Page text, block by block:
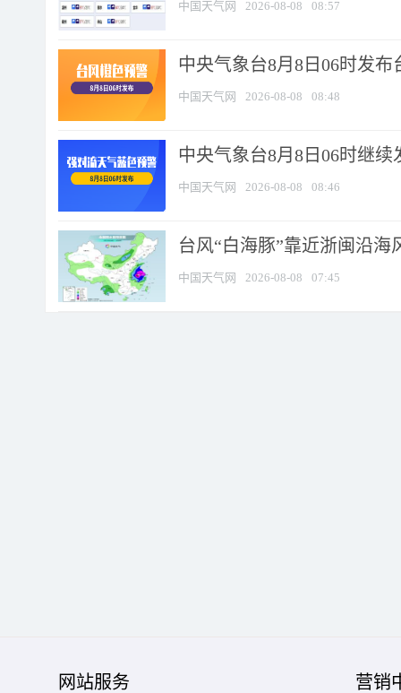
中国天气网 2026-08-08 08:57
中央气象台8月8日06时发布
中国天气网 2026-08-08 08:48
中央气象台8月8日06时继
中国天气网 2026-08-08 08:46
台风“白海豚”靠近浙闽沿
中国天气网 2026-08-08 07:45
网站服务 营销